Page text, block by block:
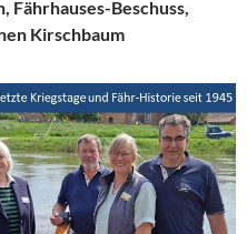
Fährhauses-Beschuss,
Kirschbaum